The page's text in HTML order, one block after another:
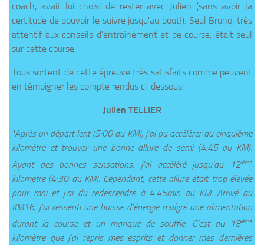
coach, avait lui choisi de rester avec Julien (sans avoir la
certitude de pouvoir le suivre jusqu'au bout!). Seul Bruno, très
attentif aux conseils d'entraînement et de course, était seul
sur cette course.
Tous sortent de cette épreuve très satisfaits comme peuvent
en témoigner les compte rendus ci-dessous:
Julien TELLIER
"Après un départ lent (5:00 au KM), j’ai pu accélérer au cinquième
kilomètre et trouver une bonne allure de semi (4:45 au KM).
Ayant des bonnes sensations, j’ai accéléré jusqu’au 12ième
kilomètre (4:30 au KM). Cependant, cette allure était trop élevée
pour moi et j’ai du redescendre à 4:45min au KM. Arrivé au
KM16, j’ai ressenti une baisse d’énergie malgré une alimentation
durant la course et un manque de souffle. C’est au 18ième
kilomètre que j’ai repris mes esprits et donner mes dernières